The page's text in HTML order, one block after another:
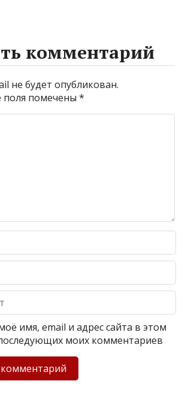
комментарий
не будет опубликован.
поля помечены*
имя, email и адрес сайта в этом
моих комментариев